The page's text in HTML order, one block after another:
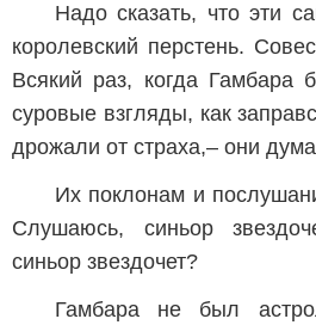
Надо сказать, что эти
королевский перстень.
Всякий раз, когда Гамбара
суровые взгляды, как
дрожали от страха,– они
Их поклонам и
Слушаюсь, синьор
синьор звездочет?
Гамбара не был